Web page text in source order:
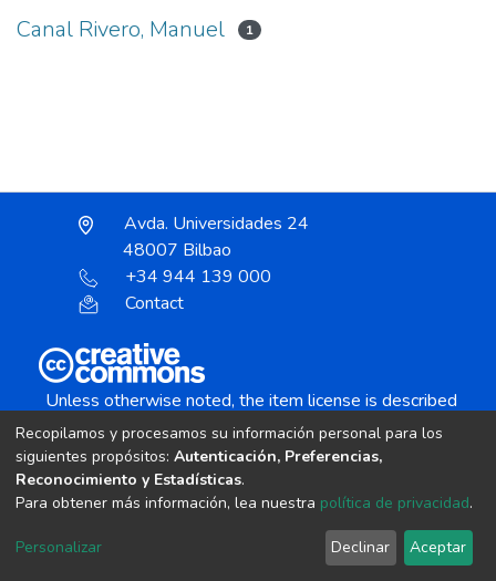
Canal Rivero, Manuel 1
Avda. Universidades 24
48007 Bilbao
+34 944 139 000
Contact
Unless otherwise noted, the item license is described
as:
Creative Commons Attribution-NonCommercial-
copyright © 2002-2026LYRASIS
Send Feedback
Recopilamos y procesamos su información personal para los
siguientes propósitos: Autenticación, Preferencias,
Reconocimiento y Estadísticas.
Para obtener más información, lea nuestra política de privacidad.
Personalizar Declinar Aceptar